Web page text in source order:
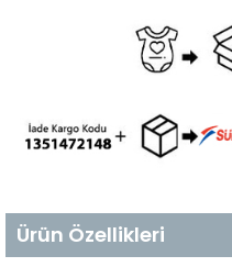
Ürün Özellikleri